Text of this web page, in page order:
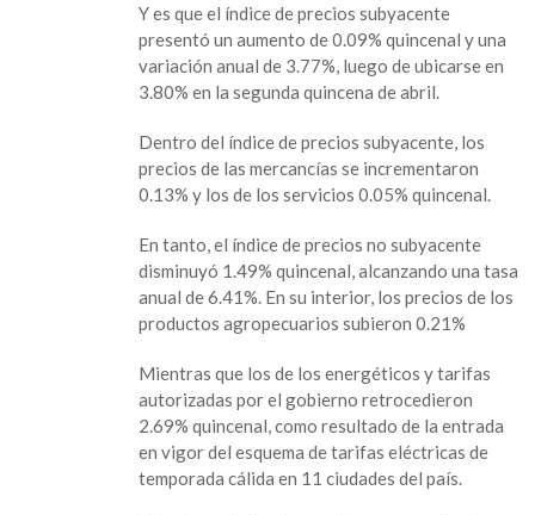
Y es que el índice de precios subyacente
presentó un aumento de 0.09% quincenal y una
variación anual de 3.77%, luego de ubicarse en
3.80% en la segunda quincena de abril.
Dentro del índice de precios subyacente, los
precios de las mercancías se incrementaron
0.13% y los de los servicios 0.05% quincenal.
En tanto, el índice de precios no subyacente
disminuyó 1.49% quincenal, alcanzando una tasa
anual de 6.41%. En su interior, los precios de los
productos agropecuarios subieron 0.21%
Mientras que los de los energéticos y tarifas
autorizadas por el gobierno retrocedieron
2.69% quincenal, como resultado de la entrada
en vigor del esquema de tarifas eléctricas de
temporada cálida en 11 ciudades del país.